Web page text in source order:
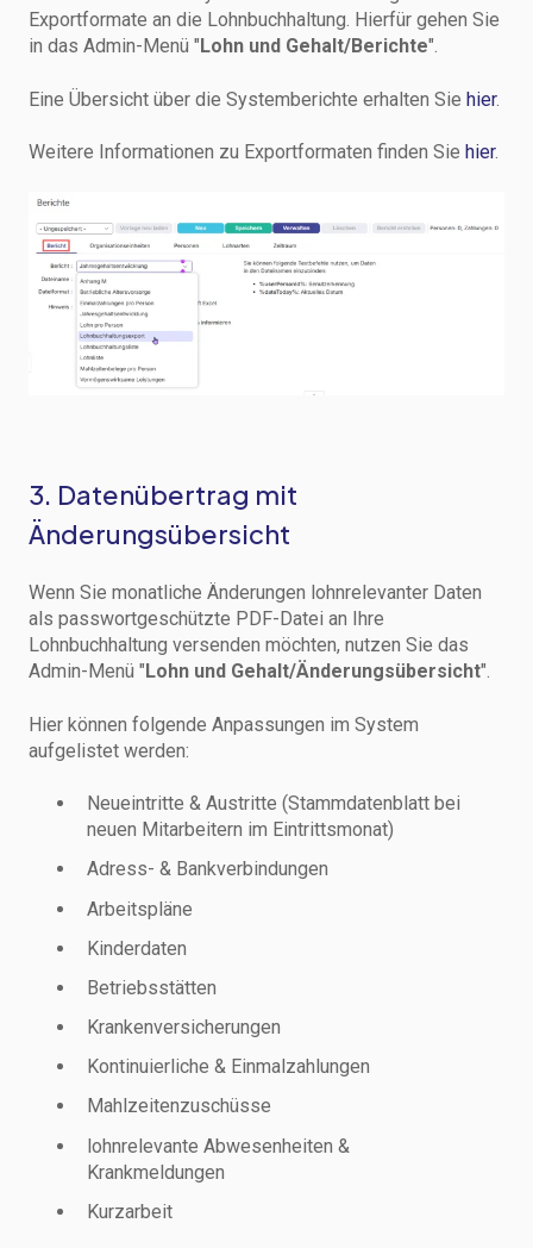
Exportformate an die Lohnbuchhaltung. Hierfür gehen Sie
in das Admin-Menü "Lohn und Gehalt/Berichte".
Eine Übersicht über die Systemberichte erhalten Sie hier.
Weitere Informationen zu Exportformaten finden Sie hier.
3. Datenübertrag mit
Änderungsübersicht
Wenn Sie monatliche Änderungen lohnrelevanter Daten
als passwortgeschützte PDF-Datei an Ihre
Lohnbuchhaltung versenden möchten, nutzen Sie das
Admin-Menü " Lohn und Gehalt/Änderungsübersicht".
Hier können folgende Anpassungen im System
aufgelistet werden:
Neueintritte & Austritte (Stammdatenblatt bei
neuen Mitarbeitern im Eintrittsmonat)
Adress- & Bankverbindungen
Arbeitspläne
Kinderdaten
Betriebsstätten
Krankenversicherungen
Kontinuierliche & Einmalzahlungen
Mahlzeitenzuschüsse
lohnrelevante Abwesenheiten &
Krankmeldungen
Kurzarbeit